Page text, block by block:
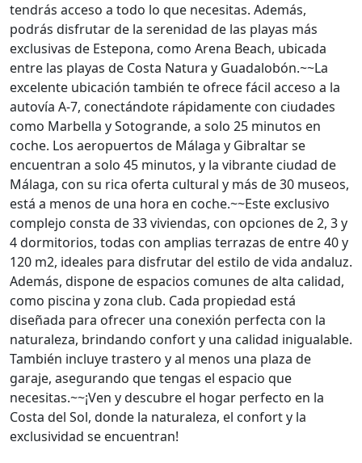
tendrás acceso a todo lo que necesitas. Además,
podrás disfrutar de la serenidad de las playas más
exclusivas de Estepona, como Arena Beach, ubicada
entre las playas de Costa Natura y Guadalobón.~~La
excelente ubicación también te ofrece fácil acceso a la
autovía A-7, conectándote rápidamente con ciudades
como Marbella y Sotogrande, a solo 25 minutos en
coche. Los aeropuertos de Málaga y Gibraltar se
encuentran a solo 45 minutos, y la vibrante ciudad de
Málaga, con su rica oferta cultural y más de 30 museos,
está a menos de una hora en coche.~~Este exclusivo
complejo consta de 33 viviendas, con opciones de 2, 3 y
4 dormitorios, todas con amplias terrazas de entre 40 y
120 m2, ideales para disfrutar del estilo de vida andaluz.
Además, dispone de espacios comunes de alta calidad,
como piscina y zona club. Cada propiedad está
diseñada para ofrecer una conexión perfecta con la
naturaleza, brindando confort y una calidad inigualable.
También incluye trastero y al menos una plaza de
garaje, asegurando que tengas el espacio que
necesitas.~~¡Ven y descubre el hogar perfecto en la
Costa del Sol, donde la naturaleza, el confort y la
exclusividad se encuentran!